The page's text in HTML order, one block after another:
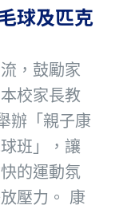
球及匹克
，鼓勵家
校家長教
辦「親子康
班」，讓
的運動氛
壓力。 康